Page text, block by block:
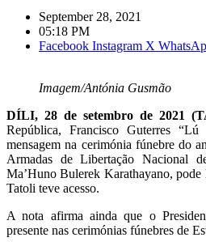
September 28, 2021
05:18 PM
Facebook Instagram X
Imagem/Antónia Gusmão
DÍLI, 28 de setembro de 2021
República, Francisco Guterres
mensagem na cerimónia fúnebre do
Armadas de Libertação Nacional
Ma’Huno Bulerek Karathayano, pode
Tatoli teve acesso.
A nota afirma ainda que o
presente nas cerimónias fúnebres de